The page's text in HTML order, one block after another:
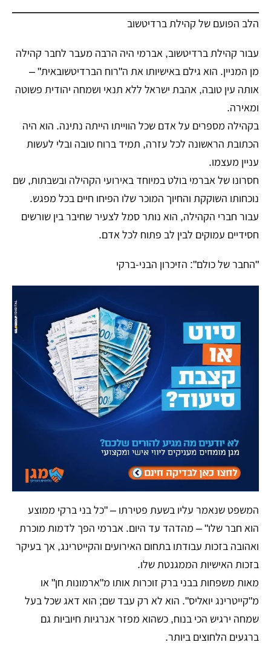
הלב הפועם של קהילת ברדיטשוב
עבור קהילת ברדיטשוב, אברמי היה הרבה מעבר לחבר קהילה
מן המניין. הוא גילם באישיותו את ה"רוח הברדיטשובאית" –
אותה עין טובה, אהבת ישראל ללא תנאי ושמחה יהודית פשוטה
ומאירה.
בקהילה מספרים על אדם שכל הווייתו הייתה נתינה. הוא היה
הכתובת הראשונה לכל עזרה, תמיד ברוח טובה ובלי לעשות
עניין מעצמו.
חסרונו של אברמי בולט במיוחד באירועי הקהילה ובשבתות, שם
נוכחותו השוקקת והחיוך המוכר שלו הפיחו חיים בכל מפגש.
עבור חברי הקהילה, הוא נותר סמל לצעיר שחיבר בין שורשים
חסידיים עמוקים לבין לב פתוח לכל אדם.
"החבר של כולם": הזיכרון הבני-ברקי
המשפט שנאמר עליו בשעת פטירתו –"כל בני ברקי ממוצע
הוא חבר שלו"– מהדהד עד היום. אברמי הפך לדמות מוכרת
ואהובה בזכות עבודתו בתחום האירועים והקייטרינג, אך בעיקר
בזכות האישיות הממגנטת שלו.
מאות משפחות בבני ברק זוכרות אותו מ"ארמונות חן" או
מ"קייטרינג יואליס". הוא לא רק עבד שם; הוא דאג שכל בעל
שמחה ירגיש הכי בנוח, כשהוא מפזר אנרגיות חיוביות גם
ברגעים הלחוצים ביותר.